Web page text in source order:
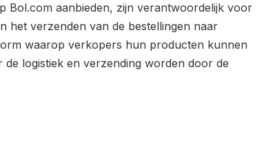
Bol.com aanbieden, zijn verantwoordelijk voor
het verzenden van de bestellingen naar
waarop verkopers hun producten kunnen
logistiek en verzending worden door de